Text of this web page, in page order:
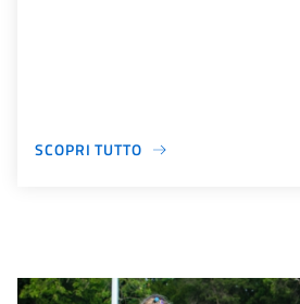
SCOPRI TUTTO